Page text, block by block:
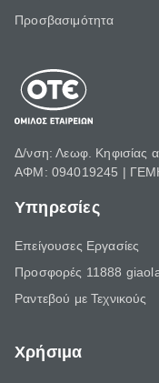
Προσβασιμότητα
Δ/νση: Λεωφ. Κηφισίας
ΑΦΜ: 094019245 |
Υπηρεσίες
Επείγουσες Εργασίες
Προσφορές 11888
Ραντεβού με Τεχνικούς
Χρήσιμα